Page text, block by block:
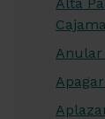
Anular